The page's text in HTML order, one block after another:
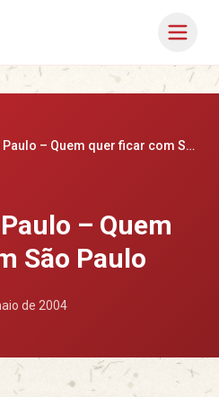
Folha de São Paulo – Quem quer ficar com São Paulo
– Quem
São Paulo
de 2004